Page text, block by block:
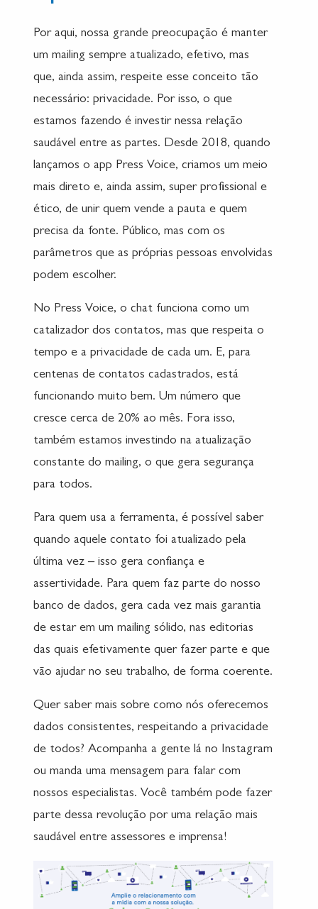
Por aqui, nossa grande preocupação é manter
um mailing sempre atualizado, efetivo, mas
que, ainda assim, respeite esse conceito tão
necessário: privacidade. Por isso, o que
estamos fazendo é investir nessa relação
saudável entre as partes. Desde 2018, quando
lançamos o app Press Voice, criamos um meio
mais direto e, ainda assim, super profissional e
ético, de unir quem vende a pauta e quem
precisa da fonte. Público, mas com os
parâmetros que as próprias pessoas envolvidas
podem escolher.
No Press Voice, o chat funciona como um
catalizador dos contatos, mas que respeita o
tempo e a privacidade de cada um. E, para
centenas de contatos cadastrados, está
funcionando muito bem. Um número que
cresce cerca de 20% ao mês. Fora isso,
também estamos investindo na atualização
constante do mailing, o que gera segurança
para todos.
Para quem usa a ferramenta, é possível saber
quando aquele contato foi atualizado pela
última vez – isso gera confiança e
assertividade. Para quem faz parte do nosso
banco de dados, gera cada vez mais garantia
de estar em um mailing sólido, nas editorias
das quais efetivamente quer fazer parte e que
vão ajudar no seu trabalho, de forma coerente.
Quer saber mais sobre como nós oferecemos
dados consistentes, respeitando a privacidade
de todos? Acompanha a gente lá no Instagram
ou manda uma mensagem para falar com
nossos especialistas. Você também pode fazer
parte dessa revolução por uma relação mais
saudável entre assessores e imprensa!